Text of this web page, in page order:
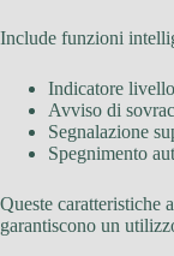
Include funzioni
Indicatore
Avviso di
Segnalazione
Spegnimento
Queste caratteristiche
garantiscono un